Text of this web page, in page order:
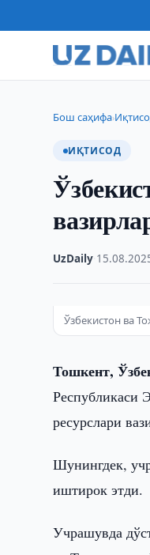
Бош саҳифа›
ИҚТИСОД
UzDaily
Ўзбекистон ва
Тошкент,
Республикаси
ресурслари
Шунингдек,
иштирок этди.
Учрашувда